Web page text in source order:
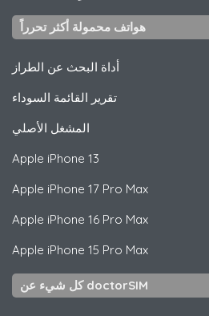
هواتف محمولة أكثر تحرراً
أداة البحث عن الطراز
تقرير القائمة السوداء
المشغل الأصلي
Apple iPhone 13
Apple iPhone 17 Pro Max
Apple iPhone 16 Pro Max
Apple iPhone 15 Pro Max
كل شيء عن doctorSIM